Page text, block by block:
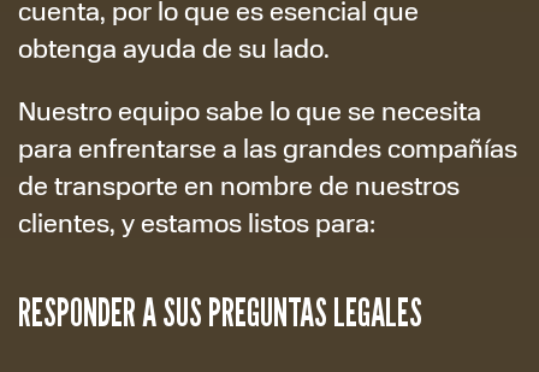
cuenta, por lo que es esencial que
obtenga ayuda de su lado.
Nuestro equipo sabe lo que se necesita
para enfrentarse a las grandes compañías
de transporte en nombre de nuestros
clientes, y estamos listos para:
RESPONDER A SUS PREGUNTAS LEGALES